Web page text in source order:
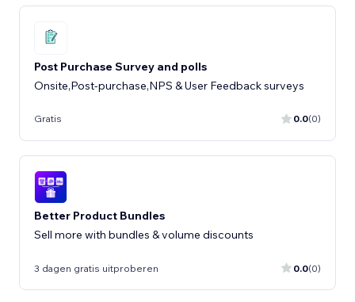
Post Purchase Survey and polls
Onsite,Post-purchase,NPS & User Feedback surveys
Gratis 0.0(0)
Better Product Bundles
Sell more with bundles & volume discounts
3 dagen gratis uitproberen 0.0(0)